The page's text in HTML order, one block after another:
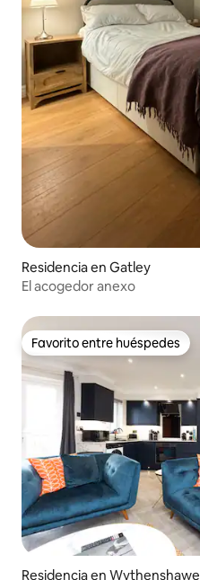
Residencia en Gatley
El acogedor anexo
Favorito entre huéspedes
Favorito entre huéspedes
Residencia en Wythenshawe